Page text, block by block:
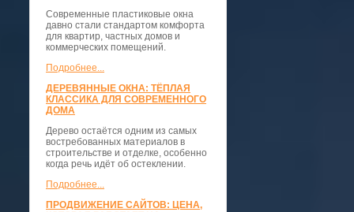
Современные пластиковые окна
давно стали стандартом комфорта
для квартир, частных домов и
коммерческих помещений.
Подробнее...
ДЕРЕВЯННЫЕ ОКНА: ТЁПЛАЯ
КЛАССИКА ДЛЯ СОВРЕМЕННОГО
ДОМА
Дерево остаётся одним из самых
востребованных материалов в
строительстве и отделке, особенно
когда речь идёт об остеклении.
Подробнее...
ПРОДВИЖЕНИЕ САЙТОВ: ЦЕНА,